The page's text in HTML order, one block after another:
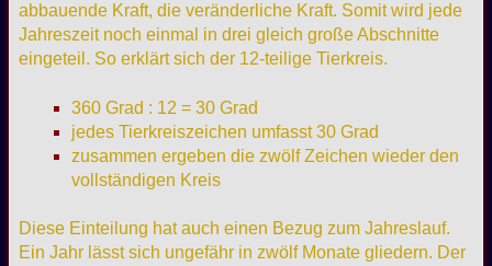
abbauende Kraft, die veränderliche Kraft. Somit wird jede
Jahreszeit noch einmal in drei gleich große Abschnitte
eingeteil. So erklärt sich der 12-teilige Tierkreis.
360 Grad : 12 = 30 Grad
jedes Tierkreiszeichen umfasst 30 Grad
zusammen ergeben die zwölf Zeichen wieder den
vollständigen Kreis
Diese Einteilung hat auch einen Bezug zum Jahreslauf.
Ein Jahr lässt sich ungefähr in zwölf Monate gliedern. Der